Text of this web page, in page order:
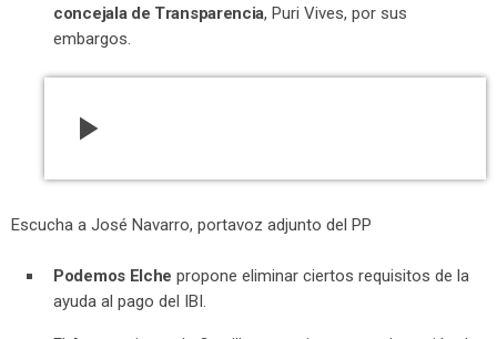
concejala de Transparencia, Puri Vives, por sus
embargos.
play_arrow
Escucha a José Navarro, portavoz adjunto del PP
Podemos Elche propone eliminar ciertos requisitos de la
ayuda al pago del IBI.